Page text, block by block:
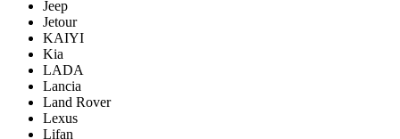
Jeep
Jetour
KAIYI
Kia
LADA
Lancia
Land Rover
Lexus
Lifan